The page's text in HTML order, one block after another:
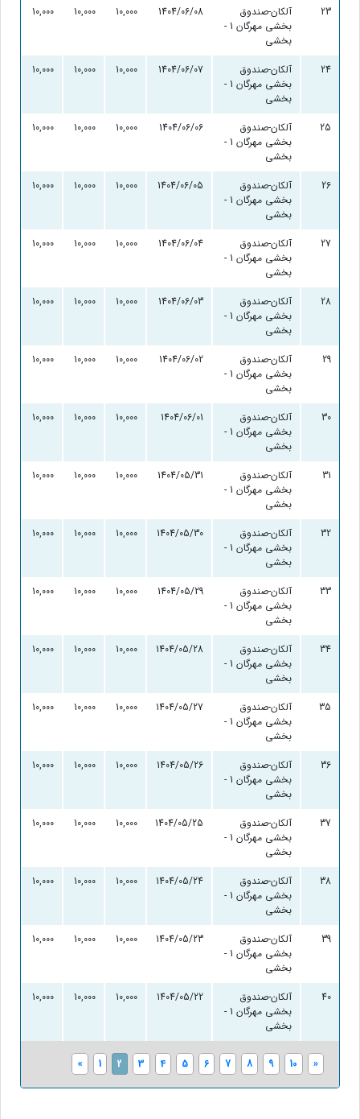
23
آلکان-صندوق
بخشی مهرگان 1 -
بخشی
1404/06/08
10,000
10,000
10,000
24
آلکان-صندوق
بخشی مهرگان 1 -
بخشی
1404/06/07
10,000
10,000
10,000
25
آلکان-صندوق
بخشی مهرگان 1 -
بخشی
1404/06/06
10,000
10,000
10,000
26
آلکان-صندوق
بخشی مهرگان 1 -
بخشی
1404/06/05
10,000
10,000
10,000
27
آلکان-صندوق
بخشی مهرگان 1 -
بخشی
1404/06/04
10,000
10,000
10,000
28
آلکان-صندوق
بخشی مهرگان 1 -
بخشی
1404/06/03
10,000
10,000
10,000
29
آلکان-صندوق
بخشی مهرگان 1 -
بخشی
1404/06/02
10,000
10,000
10,000
30
آلکان-صندوق
بخشی مهرگان 1 -
بخشی
1404/06/01
10,000
10,000
10,000
31
آلکان-صندوق
بخشی مهرگان 1 -
بخشی
1404/05/31
10,000
10,000
10,000
32
آلکان-صندوق
بخشی مهرگان 1 -
بخشی
1404/05/30
10,000
10,000
10,000
33
آلکان-صندوق
بخشی مهرگان 1 -
بخشی
1404/05/29
10,000
10,000
10,000
34
آلکان-صندوق
بخشی مهرگان 1 -
بخشی
1404/05/28
10,000
10,000
10,000
35
آلکان-صندوق
بخشی مهرگان 1 -
بخشی
1404/05/27
10,000
10,000
10,000
36
آلکان-صندوق
بخشی مهرگان 1 -
بخشی
1404/05/26
10,000
10,000
10,000
37
آلکان-صندوق
بخشی مهرگان 1 -
بخشی
1404/05/25
10,000
10,000
10,000
38
آلکان-صندوق
بخشی مهرگان 1 -
بخشی
1404/05/24
10,000
10,000
10,000
39
آلکان-صندوق
بخشی مهرگان 1 -
بخشی
1404/05/23
10,000
10,000
10,000
40
آلکان-صندوق
بخشی مهرگان 1 -
بخشی
1404/05/22
10,000
10,000
10,000
« 1 2 3 4 5 6 7 8 9 10 »